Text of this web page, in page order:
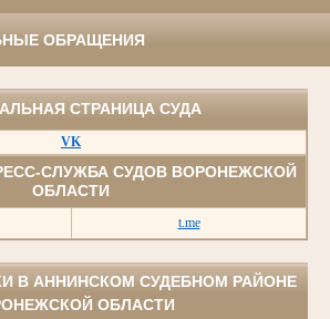
ОБРАЩЕНИЯ
СТРАНИЦА СУДА
VK
СЛУЖБА СУДОВ ВОРОНЕЖСКОЙ
ОБЛАСТИ
t.me
В АННИНСКОМ СУДЕБНОМ РАЙОНЕ
ОБЛАСТИ